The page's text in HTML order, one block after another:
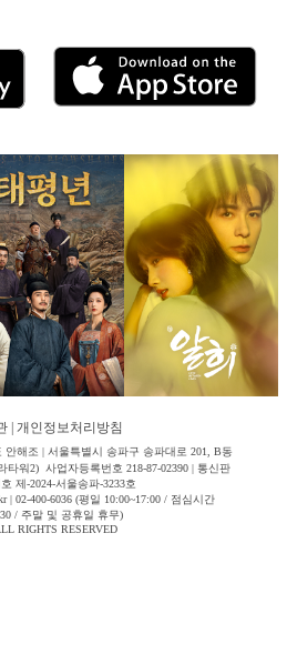
개인정보처리방침
해조 | 서울특별시 송파구 송파대로 201, B동
타워2) 사업자등록번호 218-87-02390 | 통신판
제-2024-서울송파-3233호
| 02-400-6036 (평일 10:00~17:00 / 점심시간
/ 주말 및 공휴일 휴무)
RIGHTS RESERVED